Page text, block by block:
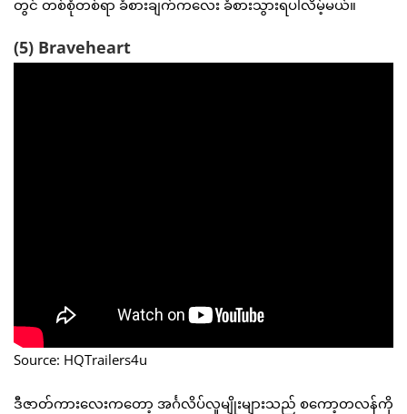
တွင် တစ်စုံတစ်ရာ ခံစားချက်ကလေး ခံစားသွားရပါလိမ့်မယ်။
(5) Braveheart
Source: HQTrailers4u
ဒီဇာတ်ကားလေးကတော့ အင်္ဂလိပ်လူမျိုးများသည် စကော့တလန်ကို